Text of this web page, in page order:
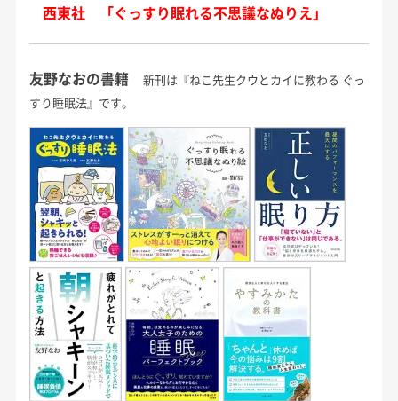
西東社 「ぐっすり眠れる不思議なぬりえ」
友野なおの書籍
新刊は『ねこ先生クウとカイに教わる ぐっ
すり睡眠法』です。